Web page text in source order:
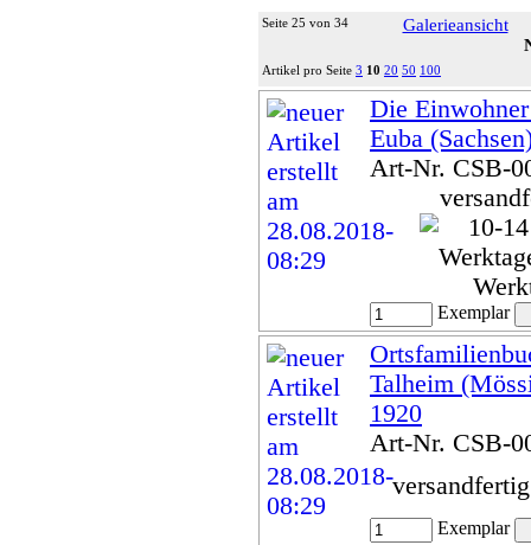
Seite 25 von 34
Galerieansicht
Artikel pro Seite 3 10 20 50 100
Die
Euba
Art-Nr. CSB-
Exemplar
Talheim
1920
Art-Nr. CSB-
Exemplar